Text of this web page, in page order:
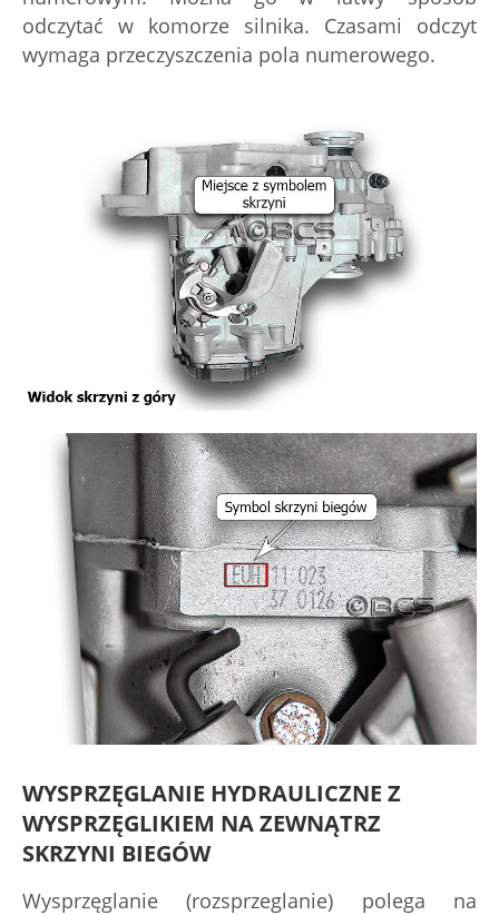
odczytać w komorze silnika. Czasami odczyt
wymaga przeczyszczenia pola numerowego.
WYSPRZĘGLANIE HYDRAULICZNE Z
WYSPRZĘGLIKIEM NA ZEWNĄTRZ
SKRZYNI BIEGÓW
Wysprzęglanie (rozsprzeglanie) polega na